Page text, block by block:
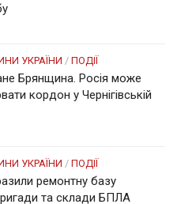
УКРАЇНИ / ПОДІЇ
Брянщина. Росія може
кордон у Чернігівській
УКРАЇНИ / ПОДІЇ
ремонтну базу
та склади БПЛА